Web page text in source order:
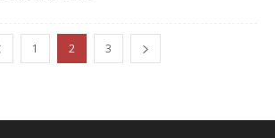
1 2 3